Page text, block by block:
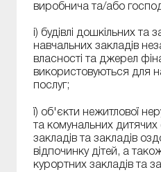
виробнича та/або
і) будівлі дошкільних та
навчальних закладів
власності та джерел
використовуються для
послуг;
ї) об'єкти нежитлової
та комунальних
закладів та закладів
відпочинку дітей, а
курортних закладів та